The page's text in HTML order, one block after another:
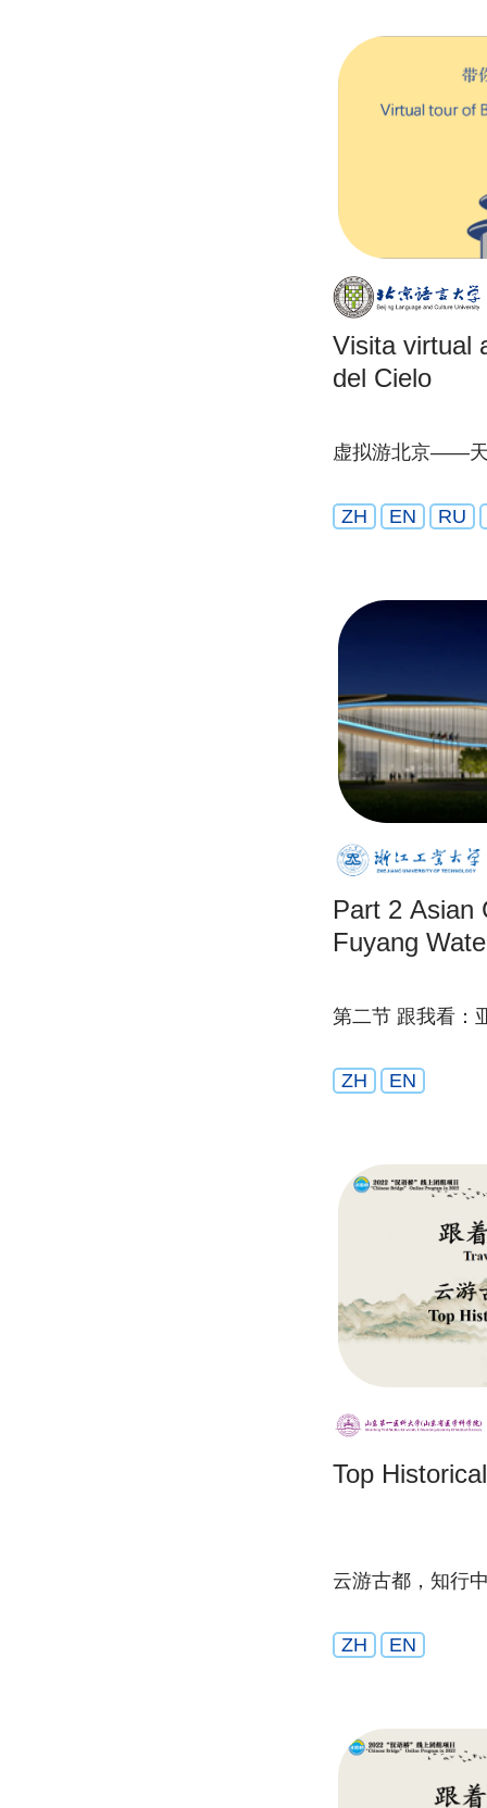
Visita virtual
del Cielo
虚拟游北京——
ZH EN RU
Part 2 Asian
Fuyang
第二节 跟我看：
ZH EN
Top
云游古都，知行
ZH EN